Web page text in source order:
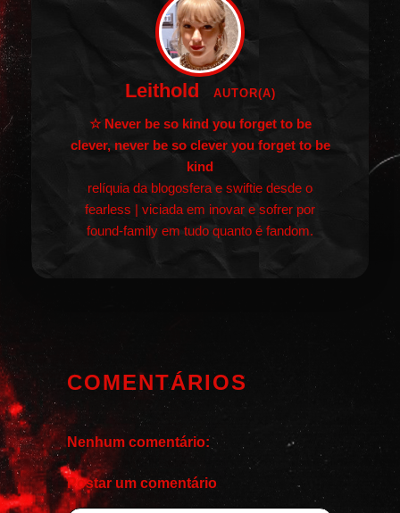
Leithold AUTOR(A)
☆ Never be so kind you forget to be
clever, never be so clever you forget to be
kind
relíquia da blogosfera e swiftie desde o
fearless | viciada em inovar e sofrer por
found-family em tudo quanto é fandom.
COMENTÁRIOS
Nenhum comentário:
Postar um comentário